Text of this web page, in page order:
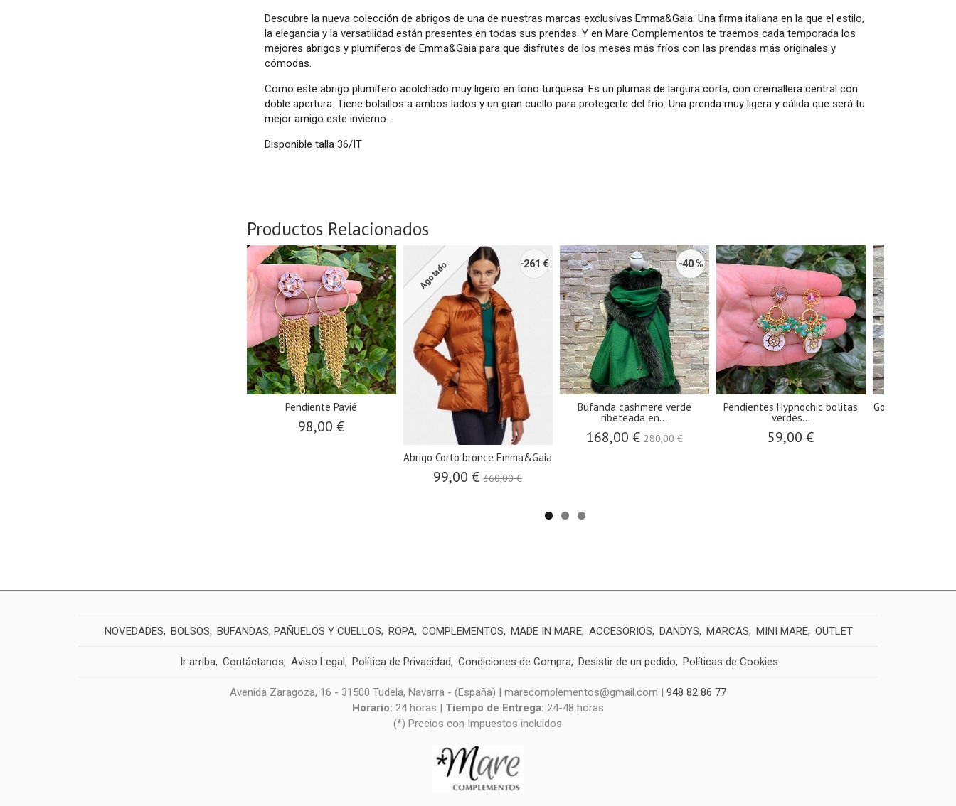
Descubre la nueva colección de abrigos de una de nuestras marcas exclusivas Emma&Gaia. Una firma italiana en la que el estilo,
la elegancia y la versatilidad están presentes en todas sus prendas. Y en Mare Complementos te traemos cada temporada los
mejores abrigos y plumíferos de Emma&Gaia para que disfrutes de los meses más fríos con las prendas más originales y
cómodas.
Como este abrigo plumífero acolchado muy ligero en tono turquesa. Es un plumas de largura corta, con cremallera central con
doble apertura. Tiene bolsillos a ambos lados y un gran cuello para protegerte del frío. Una prenda muy ligera y cálida que será tu
mejor amigo este invierno.
Disponible talla 36/IT
Productos Relacionados
Pendiente Pavié
98,00 €
Agotado -261 €
Abrigo Corto bronce Emma&Gaia
99,00 €360,00 €
-40 %
Bufanda cashmere verde
ribeteada en...
168,00 € 280,00 €
Pendientes Hypnochic bolitas
verdes...
59,00 €
Gorro de
NOVEDADES BOLSOS BUFANDAS, PAÑUELOS Y CUELLOS ROPA COMPLEMENTOS MADE IN MARE ACCESORIOS DANDYS MARCAS MINI MARE OUTLET
Ir arriba Contáctanos Aviso Legal Política de Privacidad Condiciones de Compra Desistir de un pedido Políticas de Cookies
Avenida Zaragoza, 16 - 31500 Tudela, Navarra - (España) | marecomplementos@gmail.com | 948 82 86 77
Horario: 24 horas | Tiempo de Entrega: 24-48 horas
(*) Precios con Impuestos incluidos